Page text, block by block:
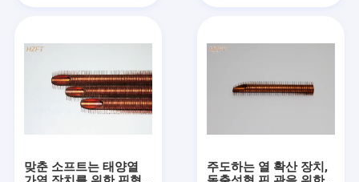
우리에 대하여
맞춘 소프트는 태양열
주도하는 열 확산 장치,